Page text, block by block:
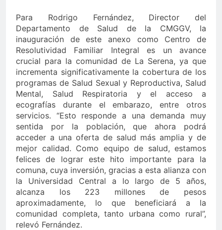
Para Rodrigo Fernández, Director del
Departamento de Salud de la CMGGV, la
inauguración de este anexo como Centro de
Resolutividad Familiar Integral es un avance
crucial para la comunidad de La Serena, ya que
incrementa significativamente la cobertura de los
programas de Salud Sexual y Reproductiva, Salud
Mental, Salud Respiratoria y el acceso a
ecografías durante el embarazo, entre otros
servicios. “Esto responde a una demanda muy
sentida por la población, que ahora podrá
acceder a una oferta de salud más amplia y de
mejor calidad. Como equipo de salud, estamos
felices de lograr este hito importante para la
comuna, cuya inversión, gracias a esta alianza con
la Universidad Central a lo largo de 5 años,
alcanza los 223 millones de pesos
aproximadamente, lo que beneficiará a la
comunidad completa, tanto urbana como rural”,
relevó Fernández.